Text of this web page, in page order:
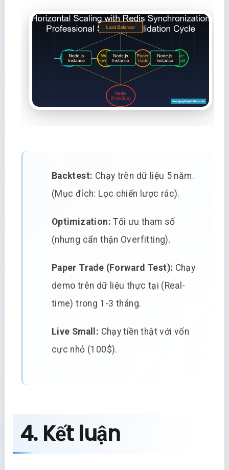
Backtest: Chạy trên dữ liệu 5 năm.
(Mục đích: Lọc chiến lược rác).
Optimization: Tối ưu tham số
(nhưng cẩn thận Overfitting).
Paper Trade (Forward Test): Chạy
demo trên dữ liệu thực tại (Real-
time) trong 1-3 tháng.
Live Small: Chạy tiền thật với vốn
cực nhỏ (100$).
4. Kết luận